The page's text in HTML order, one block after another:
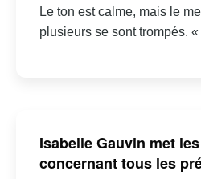
Le ton est calme, mais le
plusieurs se sont trompés.
Isabelle Gauvin met
concernant tous les